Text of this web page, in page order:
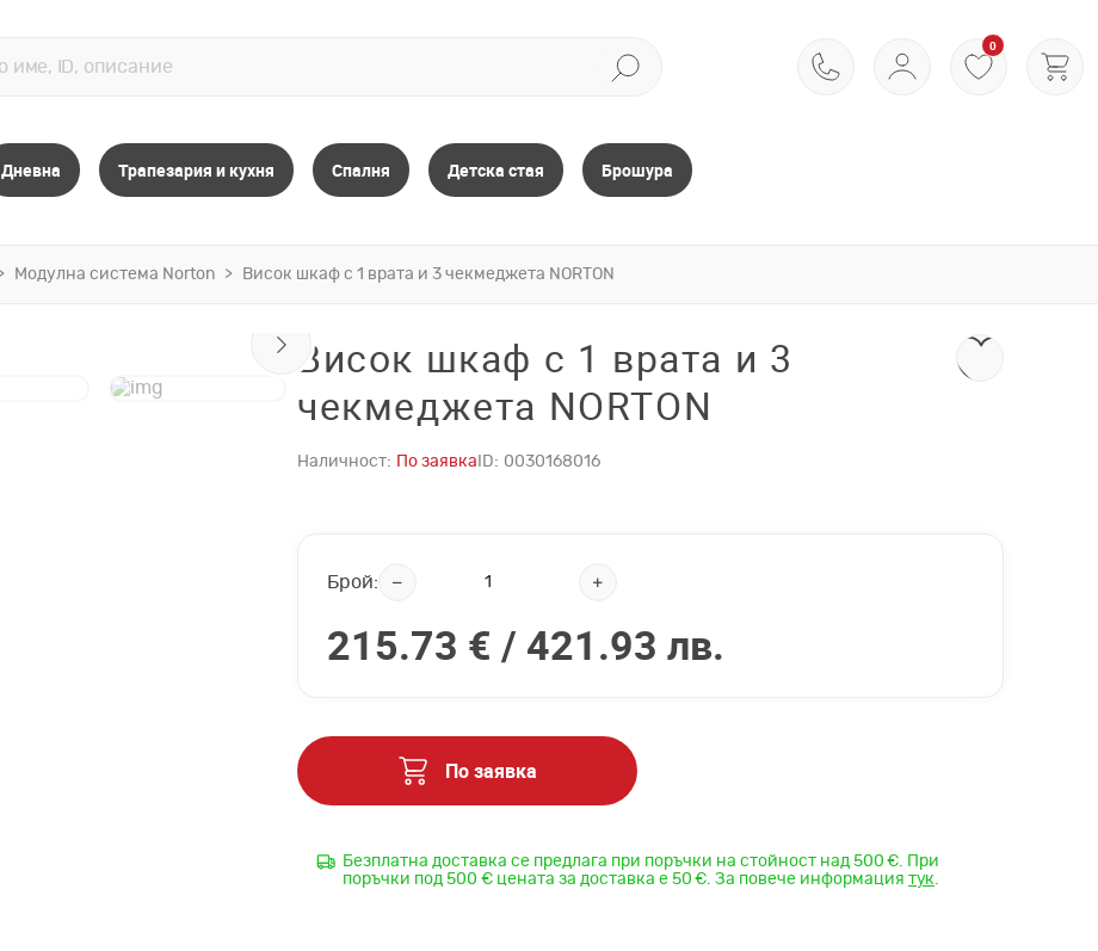
0
Дневна Трапезария и кухня Спалня Детска стая Брошура
Модулна система Norton Висок шкаф с 1 врата и 3 чекмеджета NORTON
Висок шкаф с 1 врата и 3
чекмеджета NORTON
Наличност: По заявка ID: 0030168016
Брой:
215.73 € / 421.93 лв.
По заявка
Безплатна доставка се предлага при поръчки на стойност над 500 €. При
поръчки под 500 € цената за доставка е 50 €. За повече информация тук.